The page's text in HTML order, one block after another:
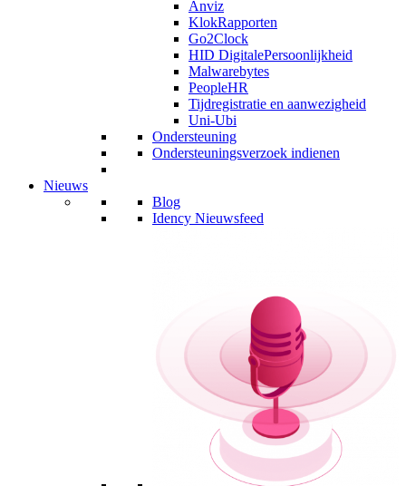
Anviz
KlokRapporten
Go2Clock
HID DigitalePersoonlijkheid
Malwarebytes
PeopleHR
Tijdregistratie en aanwezigheid
Uni-Ubi
Ondersteuning
Ondersteuningsverzoek indienen
Nieuws
Blog
Idency Nieuwsfeed